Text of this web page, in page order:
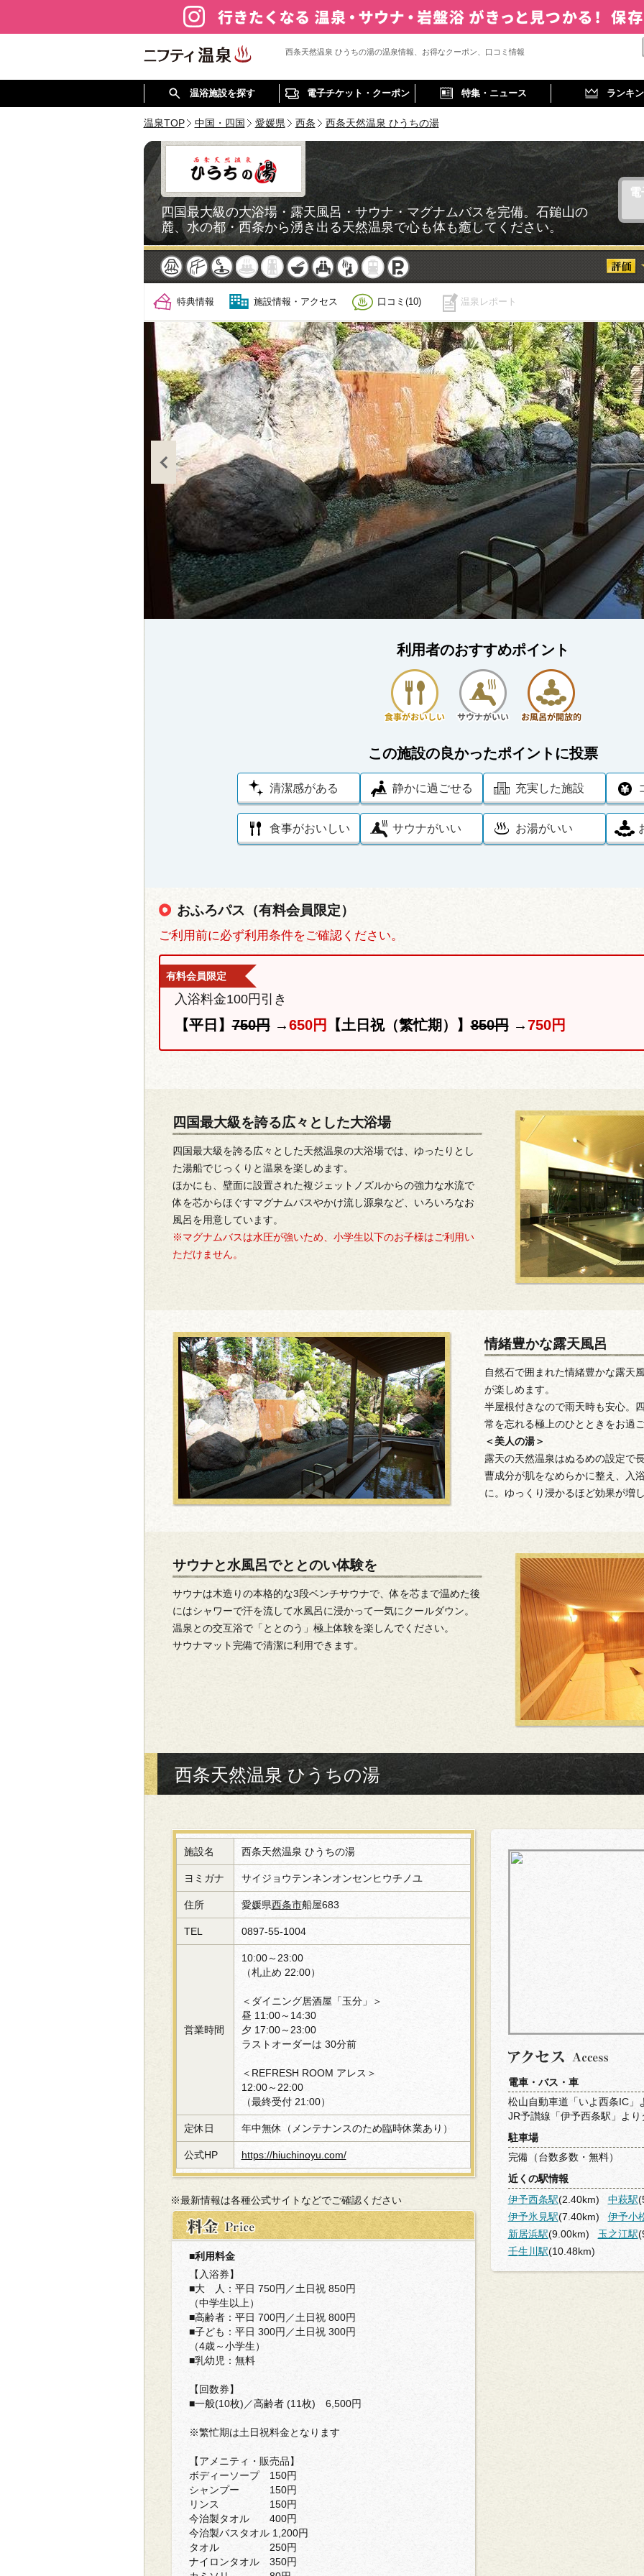
西条天然温泉 ひうちの湯の温泉情報、お得なクーポン、口コミ情報
温浴施設を探す 電子チケット・クーポン 特集・ニュース ランキ
温泉TOP 中国・四国 愛媛県 西条 西条天然温泉 ひうちの湯
四国最大級の大浴場・露天風呂・サウナ・マグナムバスを完備。石鎚山の
麓、水の都・西条から湧き出る天然温泉で心も体も癒してください。
天然 かけ流し露天風呂貸切風呂岩盤浴食事 休憩 サウナ駅近 駐車
特典情報 施設情報・アクセス 口コミ(10) 温泉レポート
利用者のおすすめポイント
この施設の良かったポイントに投票
清潔感がある 静かに過ごせる 充実した施設
食事がおいしい サウナがいい お湯がいい
おふろパス（有料会員限定）
ご利用前に必ず利用条件をご確認ください。
有料会員限定
入浴料金100円引き
【平日】750円→650円 【土日祝（繁忙期）】850円→750円
四国最大級を誇る広々とした大浴場
四国最大級を誇る広々とした天然温泉の大浴場では、ゆったりとし
た湯船でじっくりと温泉を楽しめます。
ほかにも、壁面に設置された複ジェットノズルからの強力な水流で
体を芯からほぐすマグナムバスやかけ流し源泉など、いろいろなお
風呂を用意しています。
※マグナムバスは水圧が強いため、小学生以下のお子様はご利用い
ただけません。
情緒豊かな露天風呂
自然石で囲まれた情緒豊かな露天
が楽しめます。
半屋根付きなので雨天時も安心。
常を忘れる極上のひとときをお過
＜美人の湯＞
露天の天然温泉はぬるめの設定で
曹成分が肌をなめらかに整え、入
に。ゆっくり浸かるほど効果が増
サウナと水風呂でととのい体験を
サウナは木造りの本格的な3段ベンチサウナで、体を芯まで温めた後
にはシャワーで汗を流して水風呂に浸かって一気にクールダウン。
温泉との交互浴で「ととのう」極上体験を楽しんでください。
サウナマット完備で清潔に利用できます。
西条天然温泉 ひうちの湯
施設名 西条天然温泉 ひうちの湯
ヨミガナ サイジョウテンネンオンセンヒウチノユ
住所 愛媛県西条市船屋683
TEL 0897-55-1004
営業時間
10:00～23:00
（札止め 22:00）
＜ダイニング居酒屋「玉分」＞
昼 11:00～14:30
夕 17:00～23:00
ラストオーダーは 30分前
＜REFRESH ROOM アレス＞
12:00～22:00
（最終受付 21:00）
定休日 年中無休（メンテナンスのため臨時休業あり）
公式HP https://hiuchinoyu.com/
※最新情報は各種公式サイトなどでご確認ください
■利用料金
【入浴券】
■大 人：平日 750円／土日祝 850円
（中学生以上）
■高齢者：平日 700円／土日祝 800円
■子ども：平日 300円／土日祝 300円
（4歳～小学生）
■乳幼児：無料
【回数券】
■一般(10枚)／高齢者 (11枚) 6,500円
※繁忙期は土日祝料金となります
【アメニティ・販売品】
ボディーソープ 150円
シャンプー 150円
リンス 150円
今治製タオル 400円
今治製バスタオル 1,200円
タオル 250円
ナイロンタオル 350円
電車・バス・車
松山自動車道「いよ西条IC」
JR予讃線「伊予西条駅」よ
駐車場
完備（台数多数・無料）
近くの駅情報
伊予西条駅(2.40km) 中萩駅
伊予氷見駅(7.40km)
伊予小
新居浜駅(9.00km) 玉之江駅
壬生川駅(10.48km)